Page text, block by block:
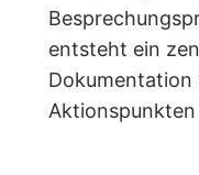
entsteht ein
Dokumentation